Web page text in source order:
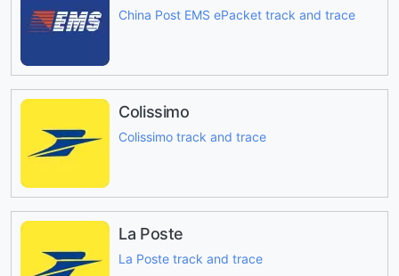
China Post EMS ePacket track and trace
Colissimo
Colissimo track and trace
La Poste
La Poste track and trace